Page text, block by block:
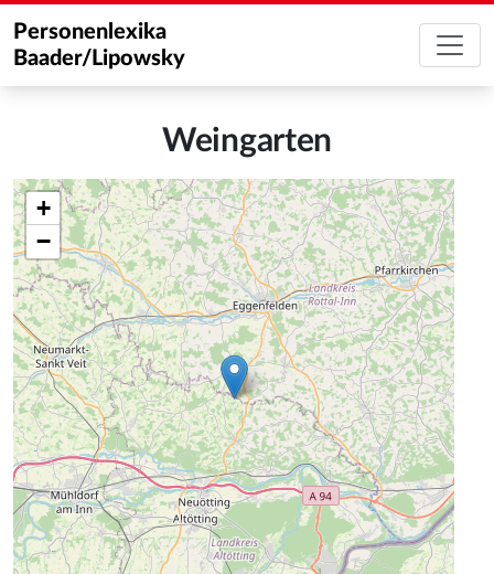
Personenlexika
Baader/Lipowsky
Weingarten
+
−